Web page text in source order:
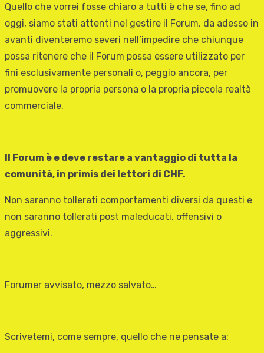
Quello che vorrei fosse chiaro a tutti è che se, fino ad
oggi, siamo stati attenti nel gestire il Forum, da adesso in
avanti diventeremo severi nell’impedire che chiunque
possa ritenere che il Forum possa essere utilizzato per
fini esclusivamente personali o, peggio ancora, per
promuovere la propria persona o la propria piccola realtà
commerciale.
Il Forum è e deve restare a vantaggio di tutta la
comunità, in primis dei lettori di CHF.
Non saranno tollerati comportamenti diversi da questi e
non saranno tollerati post maleducati, offensivi o
aggressivi.
Forumer avvisato, mezzo salvato…
Scrivetemi, come sempre, quello che ne pensate a: